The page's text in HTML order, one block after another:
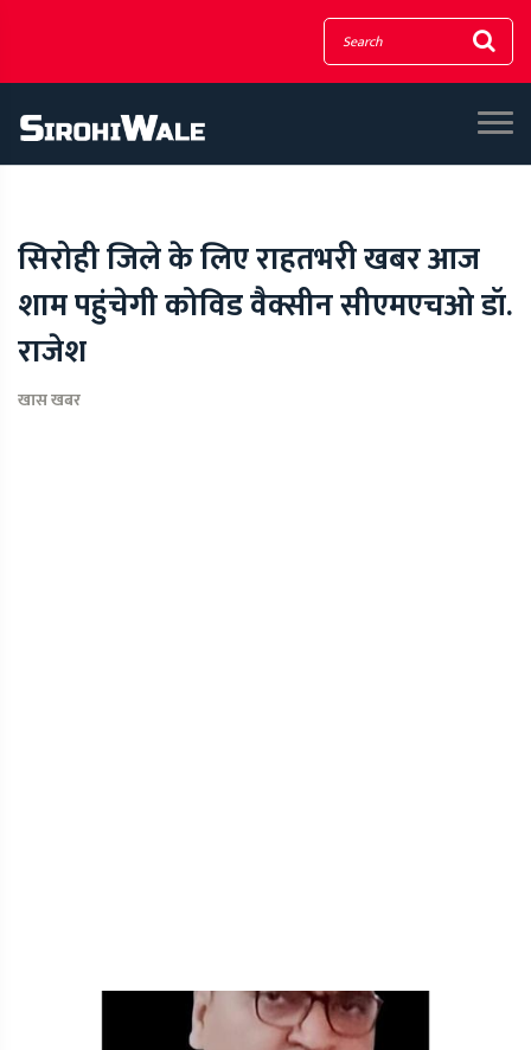
सिरोही जिले के लिए राहतभरी खबर आज
शाम पहुंचेगी कोविड वैक्सीन सीएमएचओ डॉ.
राजेश
खास खबर